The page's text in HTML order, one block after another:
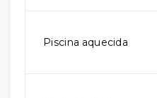
Piscina aquecida